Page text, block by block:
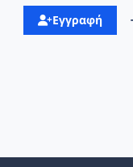
Εγγραφή